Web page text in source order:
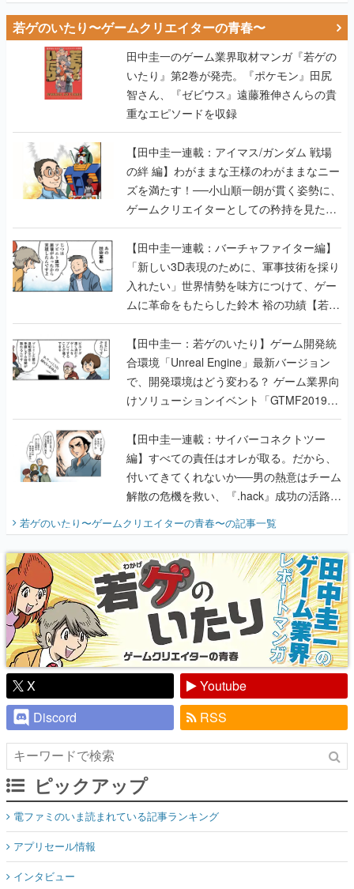
若ゲのいたり〜ゲームクリエイターの青春〜
田中圭一のゲーム業界取材マンガ『若ゲの
いたり』第2巻が発売。『ポケモン』田尻
智さん、『ゼビウス』遠藤雅伸さんらの貴
重なエピソードを収録
【田中圭一連載：アイマス/ガンダム 戦場
の絆 編】わがままな王様のわがままなニー
ズを満たす！──小山順一朗が貫く姿勢に、
ゲームクリエイターとしての矜持を見た
【若ゲのいたり最終回】
【田中圭一連載：バーチャファイター編】
「新しい3D表現のために、軍事技術を採り
入れたい」世界情勢を味方につけて、ゲー
ムに革命をもたらした鈴木 裕の功績【若ゲ
のいたり】
【田中圭一：若ゲのいたり】ゲーム開発統
合環境「Unreal Engine」最新バージョン
で、開発環境はどう変わる？ ゲーム業界向
けソリューションイベント「GTMF2019」
に行って、より理解を深めよう【PR】
【田中圭一連載：サイバーコネクトツー
編】すべての責任はオレが取る。だから、
付いてきてくれないか──男の熱意はチーム
解散の危機を救い、『.hack』成功の活路を
開く。業界の快男児・松山 洋に流れる血は
『少年ジャンプ』色だった【若ゲのいた
り】
若ゲのいたり〜ゲームクリエイターの青春〜の記事一覧
X
Youtube
Discord
RSS
ピックアップ
電ファミのいま読まれている記事ランキング
アプリセール情報
インタビュー